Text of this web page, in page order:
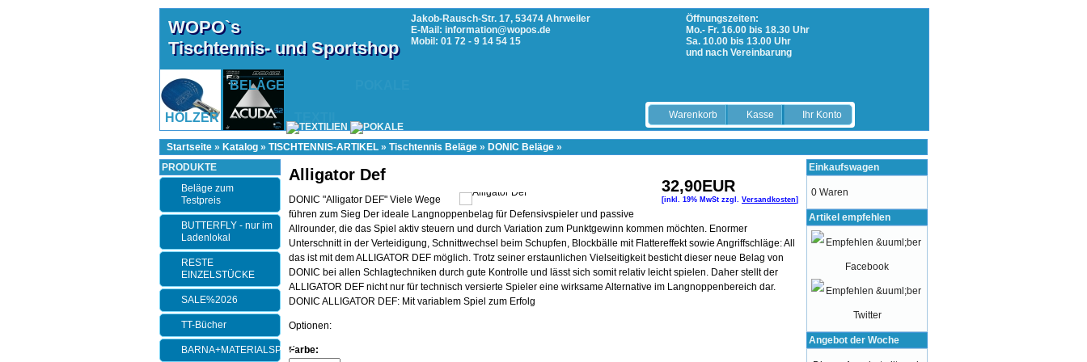
WOPO`s
Tischtennis- und Sportshop
Jakob-Rausch-Str. 17, 53474 Ahrweiler
E-Mail: information@wopos.de
Mobil: 01 72 - 9 14 54 15
Öffnungszeiten:
Mo.- Fr. 16.00 bis 18.30 Uhr
Sa. 10.00 bis 13.00 Uhr
und nach Vereinbarung
HÖLZER
BELÄGE
Warenkorb Kasse Ihr Konto
Startseite » Katalog » TISCHTENNIS-ARTIKEL » Tischtennis Beläge » DONIC Beläge »
32,90EUR
[inkl. 19% MwSt zzgl. Versandkosten]
Alligator Def
DONIC "Alligator DEF" Viele Wege
führen zum Sieg Der ideale Langnoppenbelag für Defensivspieler und passive
Allrounder, die das Spiel aktiv steuern und durch Variation zum Punktgewinn kommen möchten. Enormer
Unterschnitt in der Verteidigung, Schnittwechsel beim Schupfen, Blockbälle mit Flattereffekt sowie Angriffschläge: All
das ist mit dem ALLIGATOR DEF möglich. Trotz seiner erstaunlichen Vielseitigkeit besticht dieser neue Belag von
DONIC bei allen Schlagtechniken durch gute Kontrolle und lässt sich somit relativ leicht spielen. Daher stellt der
ALLIGATOR DEF nicht nur für technisch versierte Spieler eine wirksame Alternative im Langnoppenbereich dar.
DONIC ALLIGATOR DEF: Mit variablem Spiel zum Erfolg
Optionen:
Farbe:
PRODUKTE
Beläge zum
Testpreis
BUTTERFLY - nur im
Ladenlokal
RESTE
EINZELSTÜCKE
SALE%2026
TT-Bücher
BARNA+MATERIALSPEZI
Einkaufswagen
0 Waren
Artikel empfehlen
Angebot der Woche